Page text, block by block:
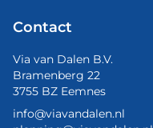
Contact
Via van Dalen B.V.
Bramenberg 22
3755 BZ Eemnes
info@viavandalen.nl